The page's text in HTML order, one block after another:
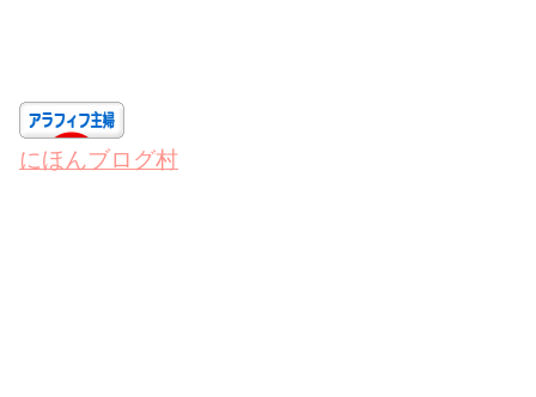
にほんブログ村